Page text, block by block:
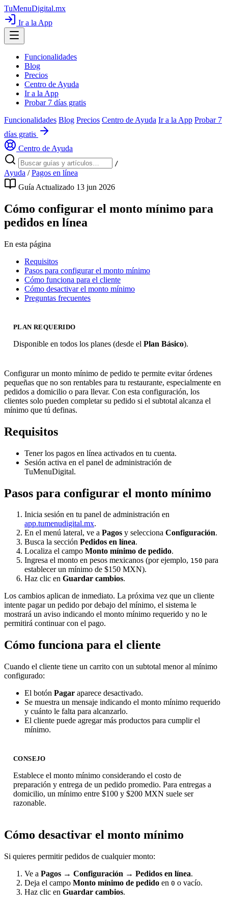
TuMenuDigital.mx
Ir a la App
Funcionalidades
Blog
Precios
Centro de Ayuda
Ir a la App
Probar 7 días gratis
Funcionalidades Blog Precios Centro de Ayuda Ir a la App Probar 7
días gratis
Centro de Ayuda
/
Ayuda / Pagos en línea
Guía Actualizado 13 jun 2026
Cómo configurar el monto mínimo para
pedidos en línea
En esta página
Requisitos
Pasos para configurar el monto mínimo
Cómo funciona para el cliente
Cómo desactivar el monto mínimo
Preguntas frecuentes
PLAN REQUERIDO
Disponible en todos los planes (desde el Plan Básico).
Configurar un monto mínimo de pedido te permite evitar órdenes
pequeñas que no son rentables para tu restaurante, especialmente en
pedidos a domicilio o para llevar. Con esta configuración, los
clientes solo pueden completar su pedido si el subtotal alcanza el
mínimo que tú definas.
Requisitos
Tener los pagos en línea activados en tu cuenta.
Sesión activa en el panel de administración de
TuMenuDigital.
Pasos para configurar el monto mínimo
Inicia sesión en tu panel de administración en
app.tumenudigital.mx.
En el menú lateral, ve a Pagos y selecciona Configuración.
Busca la sección Pedidos en línea.
Localiza el campo Monto mínimo de pedido.
Ingresa el monto en pesos mexicanos (por ejemplo, 150 para
establecer un mínimo de $150 MXN).
Haz clic en Guardar cambios.
Los cambios aplican de inmediato. La próxima vez que un cliente
intente pagar un pedido por debajo del mínimo, el sistema le
mostrará un aviso indicando el monto mínimo requerido y no le
permitirá continuar con el pago.
Cómo funciona para el cliente
Cuando el cliente tiene un carrito con un subtotal menor al mínimo
configurado:
El botón Pagar aparece desactivado.
Se muestra un mensaje indicando el monto mínimo requerido
y cuánto le falta para alcanzarlo.
El cliente puede agregar más productos para cumplir el
mínimo.
CONSEJO
Establece el monto mínimo considerando el costo de
preparación y entrega de un pedido promedio. Para entregas a
domicilio, un mínimo entre $100 y $200 MXN suele ser
razonable.
Cómo desactivar el monto mínimo
Si quieres permitir pedidos de cualquier monto:
Ve a Pagos → Configuración → Pedidos en línea.
Deja el campo Monto mínimo de pedido en 0 o vacío.
Haz clic en Guardar cambios.